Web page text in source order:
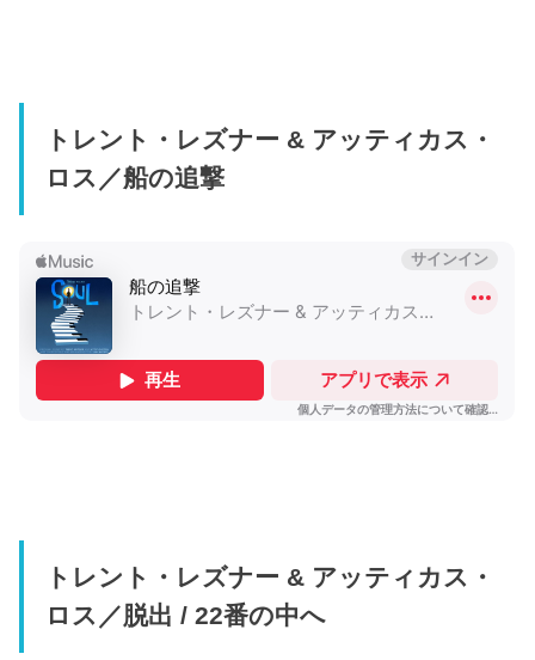
トレント・レズナー & アッティカス・
ロス／船の追撃
トレント・レズナー & アッティカス・
ロス／脱出 / 22番の中へ